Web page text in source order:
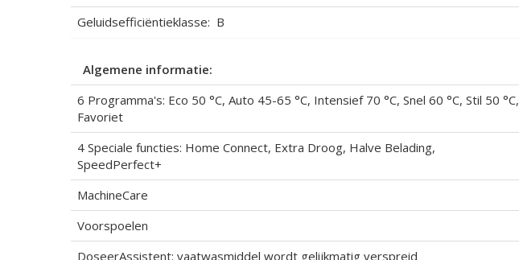
Geluidsefficiëntieklasse: B
Algemene informatie:
6 Programma's: Eco 50 °C, Auto 45-65 °C, Intensief 70 °C, Snel 60 °C, Stil 50 °C,
Favoriet
4 Speciale functies: Home Connect, Extra Droog, Halve Belading,
SpeedPerfect+
MachineCare
Voorspoelen
DoseerAssistent: vaatwasmiddel wordt gelijkmatig verspreid